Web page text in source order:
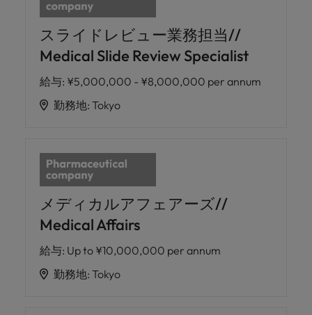
スライドレビュー業務担当//
Medical Slide Review Specialist
給与: ¥5,000,000 - ¥8,000,000 per annum
勤務地: Tokyo
メディカルアフェアーズ//
Medical Affairs
給与: Up to ¥10,000,000 per annum
勤務地: Tokyo